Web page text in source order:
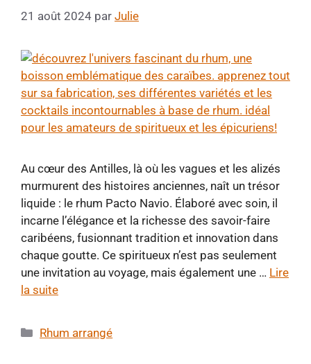
21 août 2024 par Julie
Au cœur des Antilles, là où les vagues et les alizés
murmurent des histoires anciennes, naît un trésor
liquide : le rhum Pacto Navio. Élaboré avec soin, il
incarne l’élégance et la richesse des savoir-faire
caribéens, fusionnant tradition et innovation dans
chaque goutte. Ce spiritueux n’est pas seulement
une invitation au voyage, mais également une … Lire
la suite
Catégories
Rhum arrangé